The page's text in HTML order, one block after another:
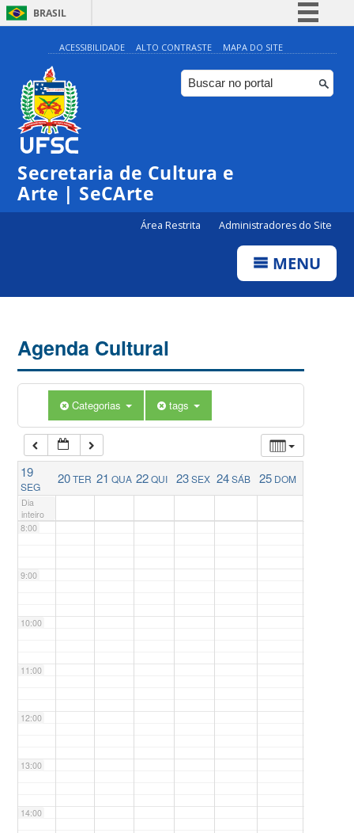
BRASIL
Simplifique!
Comunica BR
Participe
ACESSIBILIDADE ALTO CONTRASTE MAPA DO SITE
Secretaria de Cultura e
Arte | SeCArte
Área Restrita Administradores do Site
MENU
Agenda Cultural
Categorias tags
19
SEG
20TER 21 QUA 22QUI 23SEX 24SÁB 25 DOM
Dia
inteiro
0:00
1:00
5:00
6:00
7:00
8:00
9:00
10:00
11:00
12:00
13:00
14:00